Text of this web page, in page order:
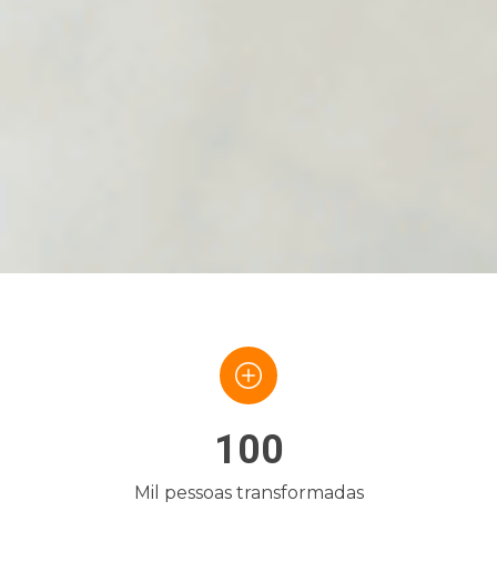
100
Mil pessoas transformadas